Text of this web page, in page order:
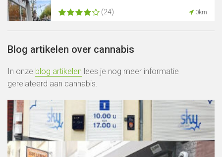
(24) 0km
Blog artikelen over cannabis
In onze blog artikelen lees je nog meer informatie
gerelateerd aan cannabis.